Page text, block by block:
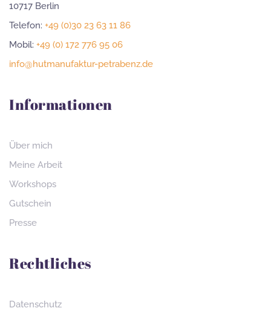
10717 Berlin
Telefon: +49 (0)30 23 63 11 86
Mobil: +49 (0) 172 776 95 06
info@hutmanufaktur-petrabenz.de
Informationen
Über mich
Meine Arbeit
Workshops
Gutschein
Presse
Rechtliches
Datenschutz